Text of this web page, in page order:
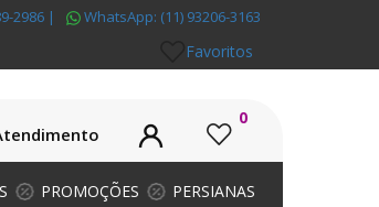
2986 | WhatsApp: (11) 93206-3163
Favoritos
0
PROMOÇÕES PERSIANAS